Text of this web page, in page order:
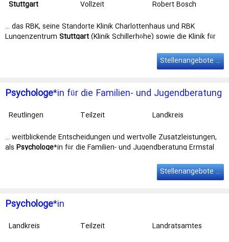
Stuttgart Vollzeit
Robert Bosch
… das RBK, seine Standorte Klinik Charlottenhaus und RBK
Lungenzentrum Stuttgart(Klinik Schillerhöhe) sowie die Klinik für
Stellenangebote Psychologe
Psychologe*in für die Familien- und Jugendberatung
Reutlingen Teilzeit
Landkreis
… weitblickende Entscheidungen und wertvolle Zusatzleistungen,
als Psychologe*in für die Familien- und Jugendberatung Ermstal
Stuttgartund ist als
wirtschaftlich wie landschaftlich vielfältige Gegend Teil des …
Stellenangebote Psychologe
Psychologe*in
Landkreis
Teilzeit
Landratsamtes